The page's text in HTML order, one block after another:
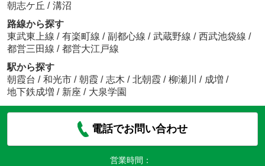
朝志ケ丘 / 溝沼
路線から探す
東武東上線 / 有楽町線 / 副都心線 / 武蔵野線 / 西武池袋線 /
都営三田線 / 都営大江戸線
駅から探す
朝霞台 / 和光市 / 朝霞 / 志木 / 北朝霞 / 柳瀬川 / 成増 /
地下鉄成増 / 新座 / 大泉学園
電話でお問い合わせ
営業時間：